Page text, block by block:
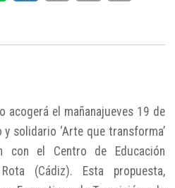
acogerá el mañanajueves 19 de
solidario ‘Arte que transforma’
con el Centro de Educación
(Cádiz). Esta propuesta,